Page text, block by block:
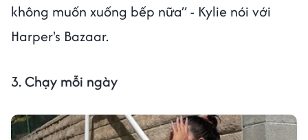
không muốn xuống bếp nữa” - Kylie nói với
Harper's Bazaar.
3. Chạy mỗi ngày